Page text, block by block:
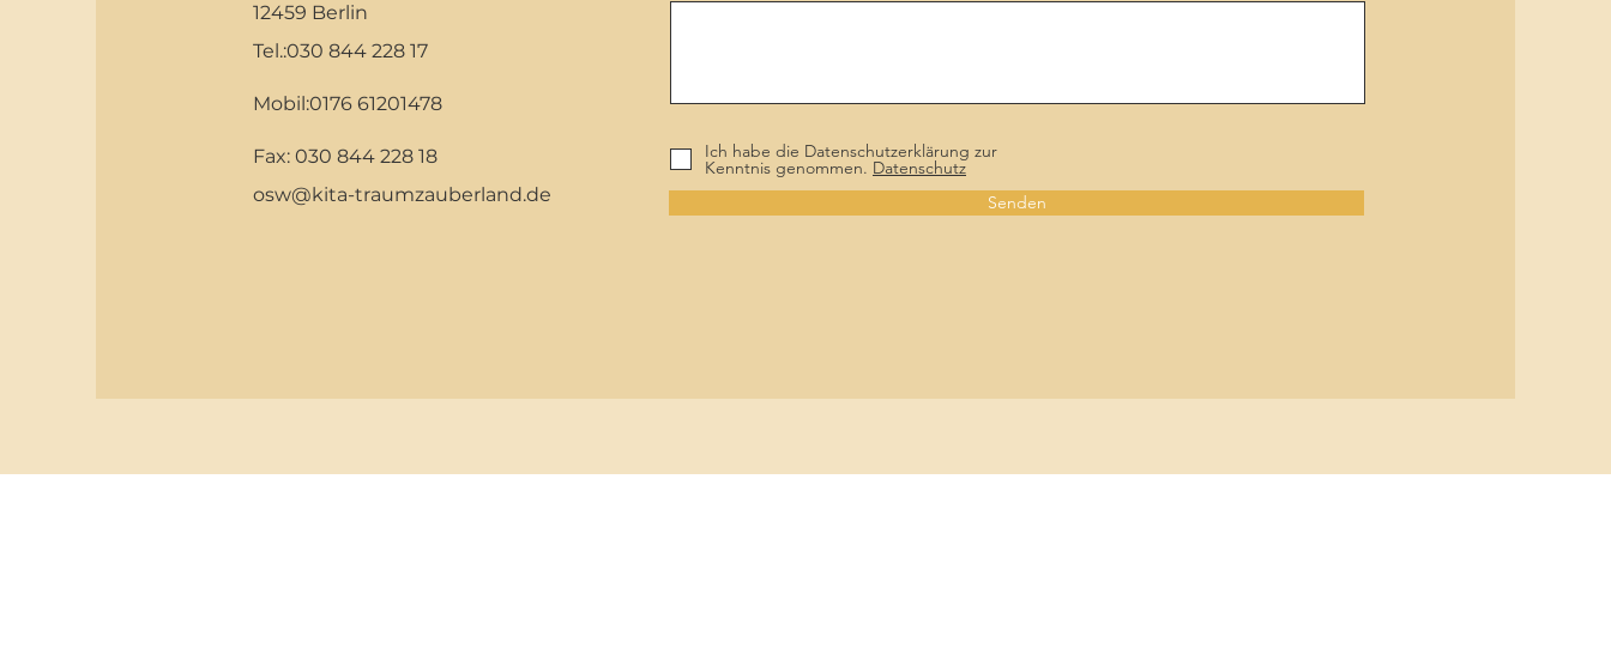
12459 Berlin
Tel.:030 844 228 17
Mobil:0176 61201478
Fax: 030 844 228 18
osw@kita-traumzauberland.de
Ich habe die Datenschutzerklärung zur
Kenntnis genommen. Datenschutz
Senden